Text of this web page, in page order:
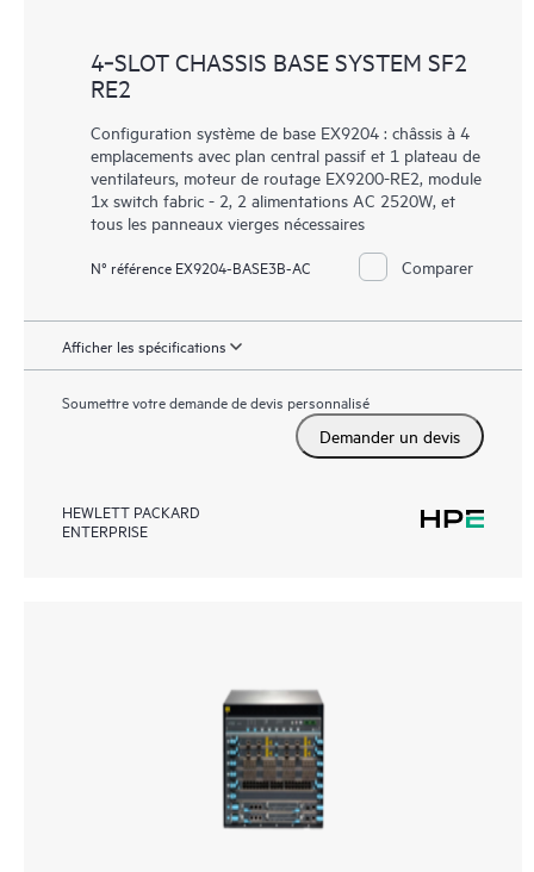
4‑SLOT CHASSIS BASE SYSTEM SF2
RE2
Configuration système de base EX9204 : châssis à 4
emplacements avec plan central passif et 1 plateau de
ventilateurs, moteur de routage EX9200-RE2, module
1x switch fabric - 2, 2 alimentations AC 2520W, et
tous les panneaux vierges nécessaires
N° référence EX9204-BASE3B-AC Comparer
Afficher les spécifications
Soumettre votre demande de devis personnalisé
Demander un devis
HEWLETT PACKARD
ENTERPRISE